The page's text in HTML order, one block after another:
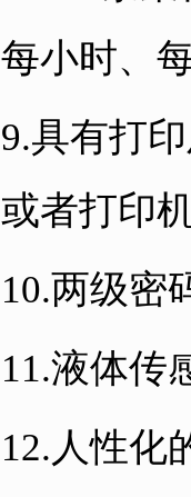
每小时、
9.具有打
或者打印
10.两级密
11.液体传
12.人性化